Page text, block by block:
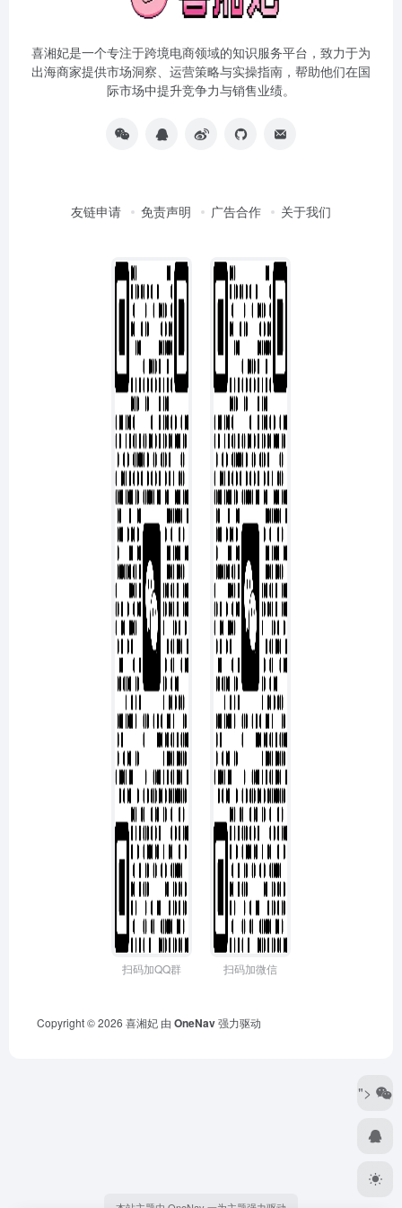
喜湘妃是一个专注于跨境电商领域的知识服务平台，致力于为
出海商家提供市场洞察、运营策略与实操指南，帮助他们在国
际市场中提升竞争力与销售业绩。
友链申请 免责声明 广告合作 关于我们
扫码加QQ群 扫码加微信
Copyright © 2026 喜湘妃 由 OneNav强力驱动
">